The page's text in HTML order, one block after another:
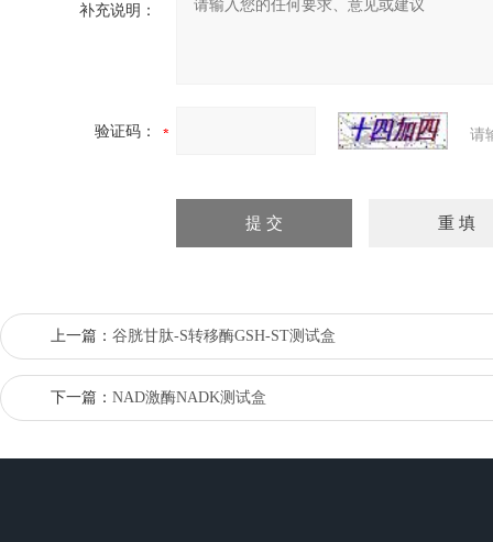
补充说明：
验证码： 请
上一篇： 谷胱甘肽-S转移酶GSH-ST测试盒
下一篇： NAD激酶NADK测试盒